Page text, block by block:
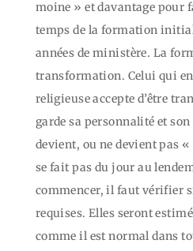
moine » et davantage pour
temps de la formation
années de ministère. La
transformation. Celui qui
religieuse accepte d’être
garde sa personnalité et
devient, ou ne devient pas
se fait pas du jour au
commencer, il faut vérifier
requises. Elles seront
comme il est normal dans